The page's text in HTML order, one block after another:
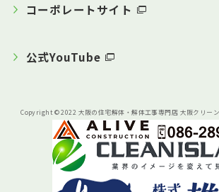
コーポレートサイト
公式YouTube
Copyright © 2022 大阪の住宅解体・解体工事専門店 大阪クリー